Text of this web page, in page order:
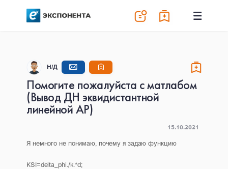
Н/Д
Помогите пожалуйста с матлабом
(Вывод ДН эквидистантной
линейной АР)
15.10.2021
Я немного не понимаю, почему я задаю функцию
KSI=delta_phi./k.*d;